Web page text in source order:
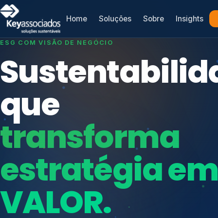
Home Soluções Sobre Insights
SISTEMAS DE GESTÃO OTIMIZADOS E INTEGRADOS
que
protege seu
negócio.
Consultoria, auditoria e treinamentos em ISO
Índices de Mercado
Reputação e Cadeia